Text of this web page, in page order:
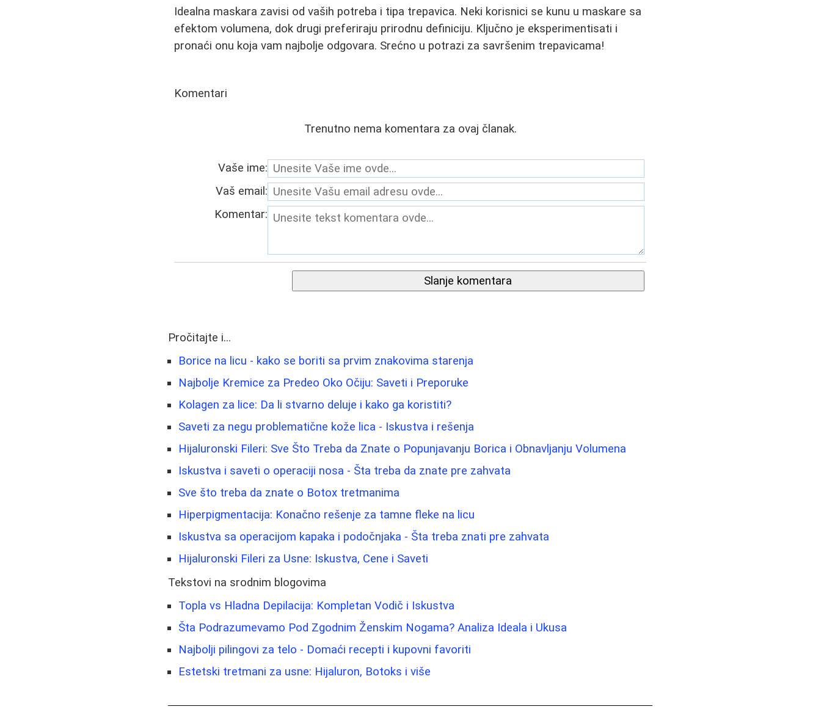
Idealna maskara zavisi od vaših potreba i tipa trepavica. Neki korisnici se kunu u maskare sa
efektom volumena, dok drugi preferiraju prirodnu definiciju. Ključno je eksperimentisati i
pronaći onu koja vam najbolje odgovara. Srećno u potrazi za savršenim trepavicama!
Komentari
Trenutno nema komentara za ovaj članak.
Vaše ime:
Vaš email:
Komentar:
Slanje komentara
Pročitajte i...
Borice na licu - kako se boriti sa prvim znakovima starenja
Najbolje Kremice za Predeo Oko Očiju: Saveti i Preporuke
Kolagen za lice: Da li stvarno deluje i kako ga koristiti?
Saveti za negu problematične kože lica - Iskustva i rešenja
Hijaluronski Fileri: Sve Što Treba da Znate o Popunjavanju Borica i Obnavljanju Volumena
Iskustva i saveti o operaciji nosa - Šta treba da znate pre zahvata
Sve što treba da znate o Botox tretmanima
Hiperpigmentacija: Konačno rešenje za tamne fleke na licu
Iskustva sa operacijom kapaka i podočnjaka - Šta treba znati pre zahvata
Hijaluronski Fileri za Usne: Iskustva, Cene i Saveti
Tekstovi na srodnim blogovima
Topla vs Hladna Depilacija: Kompletan Vodič i Iskustva
Šta Podrazumevamo Pod Zgodnim Ženskim Nogama? Analiza Ideala i Ukusa
Najbolji pilingovi za telo - Domaći recepti i kupovni favoriti
Estetski tretmani za usne: Hijaluron, Botoks i više